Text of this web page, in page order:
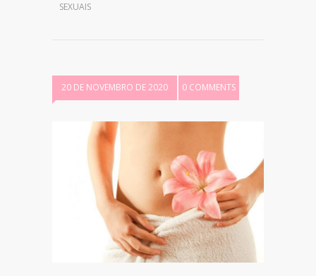
SEXUAIS
20 DE NOVEMBRO DE 2020 0 COMMENTS